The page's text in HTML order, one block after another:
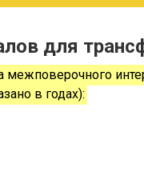
для
межповерочного
в годах):